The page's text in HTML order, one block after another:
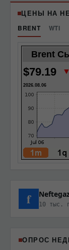
ЦЕНЫ НА
BRENT
WTI
Brent
$79.19
2026.08.06
f 10 тыс.
ОПРОС